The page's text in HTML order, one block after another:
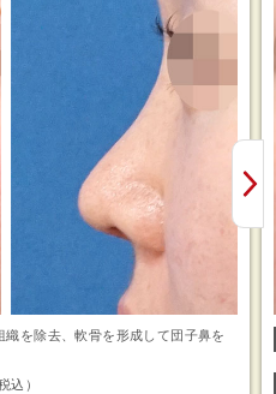
を除去、軟骨を形成して団子鼻を
込）